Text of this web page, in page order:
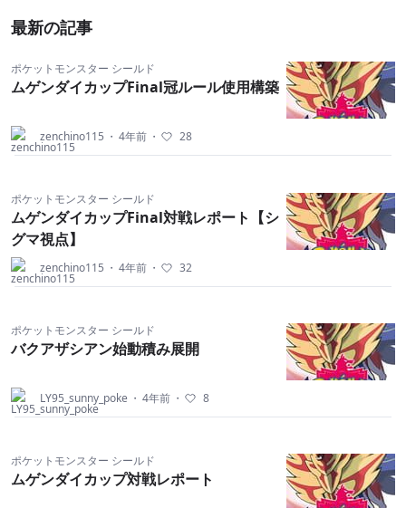
最新の記事
ポケットモンスター シールド
ムゲンダイカップFinal冠ルール使用構築
zenchino115 ・ 4年前 ・ 28
ポケットモンスター シールド
ムゲンダイカップFinal対戦レポート【シ
グマ視点】
zenchino115 ・ 4年前 ・ 32
ポケットモンスター シールド
バクアザシアン始動積み展開
LY95_sunny_poke ・ 4年前 ・ 8
ポケットモンスター シールド
ムゲンダイカップ対戦レポート